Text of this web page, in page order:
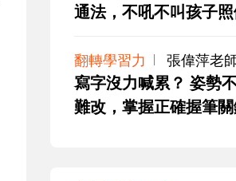
通法，不吼不叫孩子
翻轉學習力 張偉萍老
寫字沒力喊累？ 姿勢
難改，掌握正確握筆